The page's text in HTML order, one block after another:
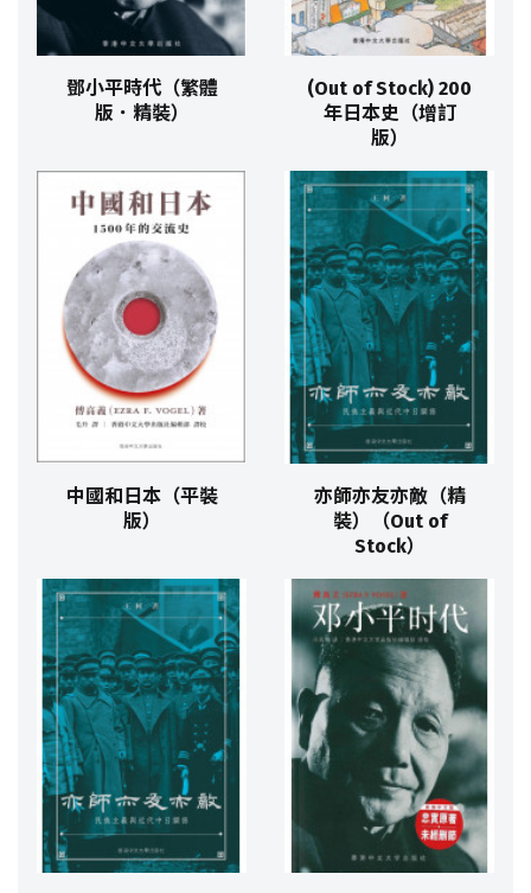
鄧小平時代（繁體
版．精裝）
(Out of Stock) 200
年日本史（增訂
版）
中國和日本（平裝
版）
亦師亦友亦敵（精
裝）（Out of
Stock）